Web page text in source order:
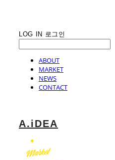
LOG IN 로그인
ABOUT
MARKET
NEWS
CONTACT
A.iDEA